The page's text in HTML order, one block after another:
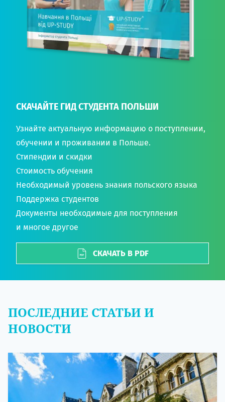
СКАЧАЙТЕ ГИД СТУДЕНТА ПОЛЬШИ
Узнайте актуальную информацию о поступлении,
обучении и проживании в Польше.
Стипендии и скидки
Стоимость обучения
Необходимый уровень знания польского языка
Поддержка студентов
Документы необходимые для поступления
и многое другое
СКАЧАТЬ В PDF
ПОСЛЕДНИЕ СТАТЬИ И
НОВОСТИ